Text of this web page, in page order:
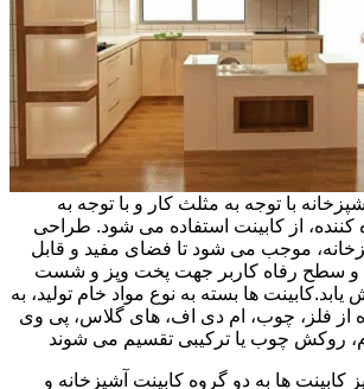
با توجه به مثلث کار و با توجه به
از کابینت استفاده می شود. طراحی
موجب می شود تا فضای مفید و قابل
و سطح رفاه کاربر جهت پخت وپز و شست
ها بسته به نوع مواد خام تولید، به
از فلز، چوب، ام دی اف، های گلاس، پی وی
روکش چوب یا ترکیبی تقسیم می شوند
کابینت ها به دو گروه کابینت آشپزخانه و